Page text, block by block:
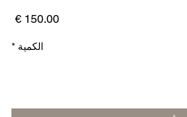
الكمية *